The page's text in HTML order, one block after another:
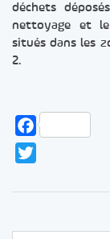
déchets
nettoyage et le
situés dans les
2.